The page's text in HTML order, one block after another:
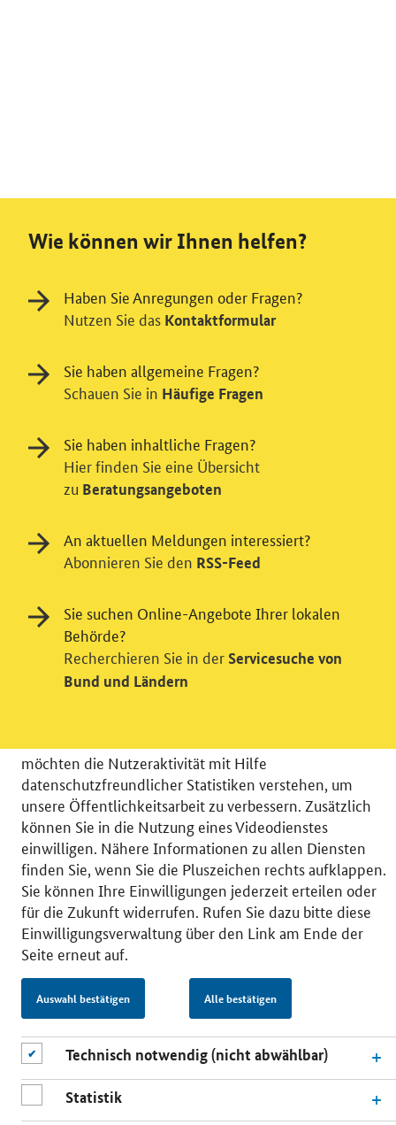
© 2026 Bundesministerium für Wirtschaft und Energie
RSS
Benutzerhinweise
Inhaltsverzeichnis
Impressum
Barrierefreiheit
Datenschutz
Einwilligungsverwaltung
Einwilligung in Tracking und / oder
Videodienst
möchten die Nutzeraktivität mit Hilfe
datenschutzfreundlicher Statistiken verstehen, um
unsere Öffentlichkeitsarbeit zu verbessern. Zusätzlich
können Sie in die Nutzung eines Videodienstes
einwilligen. Nähere Informationen zu allen Diensten
finden Sie, wenn Sie die Pluszeichen rechts aufklappen.
Sie können Ihre Einwilligungen jederzeit erteilen oder
für die Zukunft widerrufen. Rufen Sie dazu bitte diese
Einwilligungsverwaltung über den Link am Ende der
Seite erneut auf.
Auswahl bestätigen Alle bestätigen
Technisch notwendig (nicht abwählbar)
Statistik
Wie können wir Ihnen helfen?
Haben Sie Anregungen oder Fragen?
Nutzen Sie das Kontaktformular
Sie haben allgemeine Fragen?
Schauen Sie in Häufige Fragen
Sie haben inhaltliche Fragen?
Hier finden Sie eine Übersicht
zu Beratungsangeboten
An aktuellen Meldungen interessiert?
Abonnieren Sie den RSS-Feed
Sie suchen Online-Angebote Ihrer lokalen
Behörde?
Recherchieren Sie in der Servicesuche von
Bund und Ländern